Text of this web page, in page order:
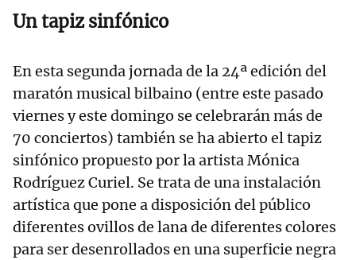
Un tapiz sinfónico
En esta segunda jornada de la 24ª edición del
maratón musical bilbaino (entre este pasado
viernes y este domingo se celebrarán más de
70 conciertos) también se ha abierto el tapiz
sinfónico propuesto por la artista Mónica
Rodríguez Curiel. Se trata de una instalación
artística que pone a disposición del público
diferentes ovillos de lana de diferentes colores
para ser desenrollados en una superficie negra